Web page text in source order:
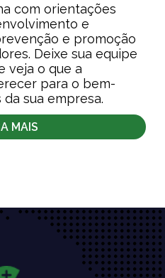
com orientações
e
e promoção
Deixe sua equipe
veja o que a
para o bem-
sua empresa.
MAIS